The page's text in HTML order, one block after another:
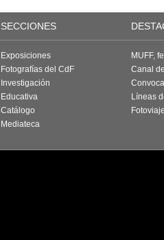
SECCIONES
Exposiciones
Fotografías del CdF
Investigación
Educativa
Catálogo
Mediateca
MUFF,
Canal
Líneas